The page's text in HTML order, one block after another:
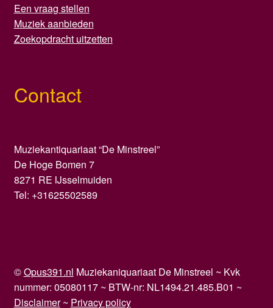
Een vraag stellen
Muziek aanbieden
Zoekopdracht uitzetten
Contact
Muziekantiquariaat “De Minstreel”
De Hoge Bomen 7
8271 RE IJsselmuiden
Tel: +31625502589
©Opus391.nl Muziekaniquariaat De Minstreel ~ Kvk
nummer: 05080117 ~ BTW-nr: NL1494.21.485.B01 ~
Disclaimer~ Privacy policy